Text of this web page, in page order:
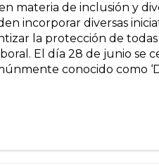
materia de inclusión y
incorporar diversas
la protección de todas
El día 28 de junio se
conocido como